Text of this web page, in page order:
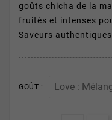
goûts chicha de la
fruités et intenses
Saveurs
GOÛT :